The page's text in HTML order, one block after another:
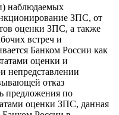
наблюдаемых
ЗПС, от
оценки ЗПС, а также
встреч и
Банком России как
оценки и
непредставлении
отказ
предложения по
оценки ЗПС, данная